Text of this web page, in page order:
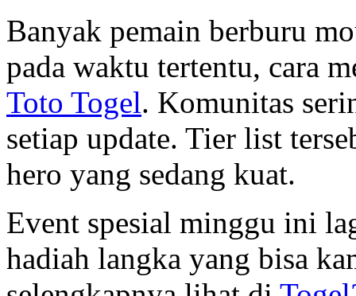
Banyak pemain berburu
pada waktu tertentu, cara
Toto Togel. Komunitas
setiap update. Tier list
hero yang sedang kuat.
Event spesial minggu ini
hadiah langka yang bisa